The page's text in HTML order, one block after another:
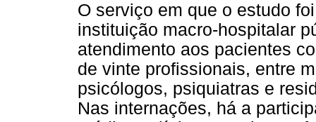
O serviço em que o estudo
instituição macro-hospitalar
atendimento aos pacientes
de vinte profissionais, entre
psicólogos, psiquiatras e
Nas internações, há a